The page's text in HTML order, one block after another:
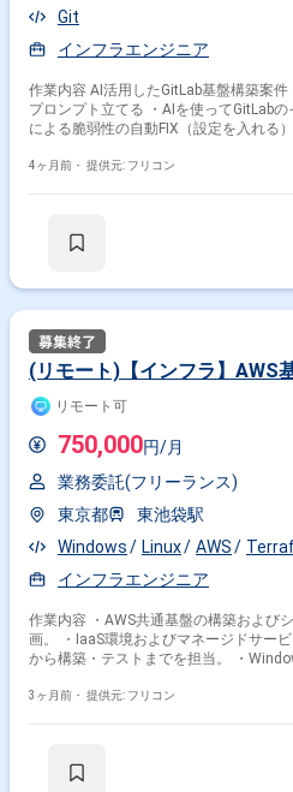
Git
インフラエンジニア
作業内容 AI活用したGitLab基盤構築案件
プロンプト立てる ・AIを使ってGitLab
による脆弱性の自動FIX（設定を入れる
4ヶ月前・ 提供元: フリコン
(リモート)【インフラ】AWS
リモート可
750,000円/月
業務委託(フリーランス)
東京都
東池袋駅
Windows
Linux AWS
インフラエンジニア
作業内容 ・AWS共通基盤の構築および
画。 ・IaaS環境およびマネージドサー
から構築・テストまでを担当。 ・
3ヶ月前・ 提供元: フリコン